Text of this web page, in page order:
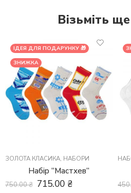
Візьміть
ІДЕЯ ДЛЯ ПОДАРУНКУ 🎁
ЗНИЖКА
ЗОЛОТА КЛАСИКА, НАБОРИ
Набір “Мастхев”
750.00₴ 715.00 ₴